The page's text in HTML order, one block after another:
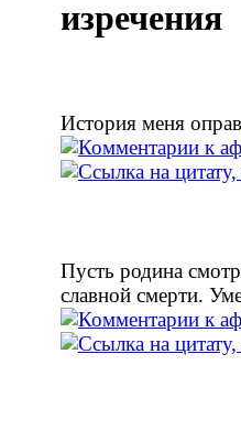
изречения
История меня
Пусть родина
славной смерти.